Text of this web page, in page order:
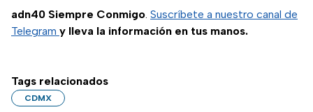
adn40 Siempre Conmigo. Suscríbete a nuestro canal de
Telegram y lleva la información en tus manos.
Tags relacionados
CDMX